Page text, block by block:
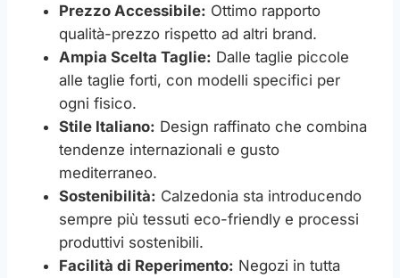
Prezzo Accessibile: Ottimo rapporto
qualità-prezzo rispetto ad altri brand.
Ampia Scelta Taglie: Dalle taglie piccole
alle taglie forti, con modelli specifici per
ogni fisico.
Stile Italiano: Design raffinato che combina
tendenze internazionali e gusto
mediterraneo.
Sostenibilità: Calzedonia sta introducendo
sempre più tessuti eco-friendly e processi
produttivi sostenibili.
Facilità di Reperimento: Negozi in tutta